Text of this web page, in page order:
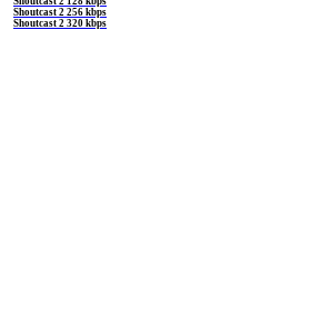
Shoutcast 2 256 kbps
Shoutcast 2 320 kbps